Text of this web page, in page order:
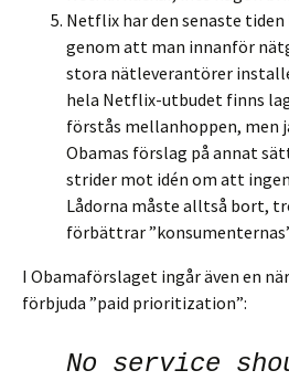
Netflix har den senaste
genom att man innanför
stora nätleverantörer
hela Netflix-utbudet finns
förstås mellanhoppen, men
Obamas förslag på annat
strider mot idén om att
Lådorna måste alltså bort,
förbättrar
I Obamaförslaget ingår även en
förbjuda ”paid prioritization”:
No service